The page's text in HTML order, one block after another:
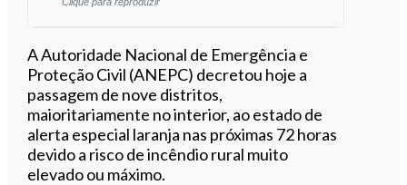
Ouvir este artigo
A Autoridade Nacional de Emergência e
Proteção Civil (ANEPC) decretou hoje a
passagem de nove distritos,
maioritariamente no interior, ao estado de
alerta especial laranja nas próximas 72 horas
devido a risco de incêndio rural muito
elevado ou máximo.